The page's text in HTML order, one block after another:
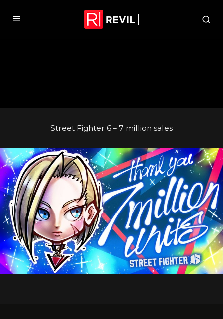
Street Fighter 6 – 7 million sales